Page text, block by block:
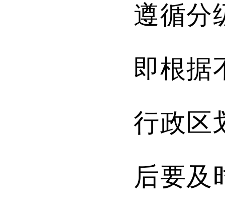
遵循分
即根据
行政区
后要及